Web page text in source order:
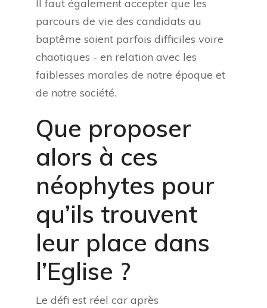
Il faut également accepter que les
parcours de vie des candidats au
baptême soient parfois difficiles voire
chaotiques - en relation avec les
faiblesses morales de notre époque et
de notre société.
Que proposer
alors à ces
néophytes pour
qu’ils trouvent
leur place dans
l’Eglise ?
Le défi est réel car après